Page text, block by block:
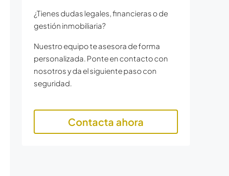
¿Tienes dudas legales, financieras o de
gestión inmobiliaria?
Nuestro equipo te asesora de forma
personalizada. Ponte en contacto con
nosotros y da el siguiente paso con
seguridad.
Contacta ahora